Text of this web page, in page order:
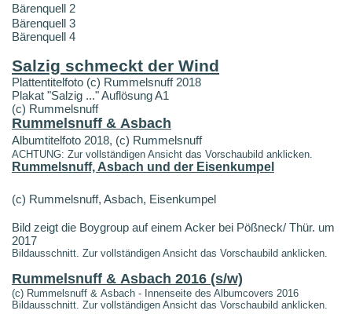
Bärenquell 2
Bärenquell 3
Bärenquell 4
Salzig schmeckt der Wind
Plattentitelfoto (c) Rummelsnuff 2018
Plakat "Salzig ..." Auflösung A1
(c) Rummelsnuff
Rummelsnuff & Asbach
Albumtitelfoto 2018, (c) Rummelsnuff
ACHTUNG: Zur vollständigen Ansicht das Vorschaubild anklicken.
Rummelsnuff, Asbach und der Eisenkumpel
(c) Rummelsnuff, Asbach, Eisenkumpel
Bild zeigt die Boygroup auf einem Acker bei Pößneck/ Thür. um
2017
Bildausschnitt. Zur vollständigen Ansicht das Vorschaubild anklicken.
Rummelsnuff & Asbach 2016 (s/w)
(c) Rummelsnuff & Asbach - Innenseite des Albumcovers 2016
Bildausschnitt. Zur vollständigen Ansicht das Vorschaubild anklicken.